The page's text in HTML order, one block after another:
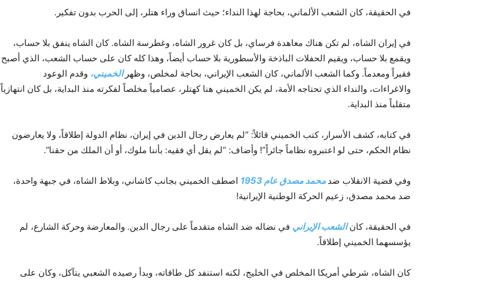
في الحقيقة، كان الشعب الألماني، بحاجة لهذا النداء؛ حيث انساق وراء هتلر، إلى الحرب بدون تفكير.
في إيران الشاه، لم تكن هناك معاهدة فرساي، بل كان غرور الشاه، وغطرسة الشاه. كان الشاه ينفق بلا حساب،
ويقمع بلا حساب، ويقيم الحفلات الباذخة والأسطورية بلا حساب أيضاً، وهذا كله كان على حساب الشعب، الذي أصبح
فقيراً ومعدماً. وكما الشعب الألماني، كان الشعب الإيراني، بحاجة لمخلص، وظهر الخميني، وقدم الوعود
والاغراءات، والنداء الذي تحتاجه الأمة، لم يكن الخميني هنا كهتلر، عصامياً مخلصاً لفكرته منذ البداية، بل كان انتهازياً
متقلباً منذ البداية.
في كتابه، كشف الأسرار، كتب الخميني قائلاً: “لم يعارض رجال الدين في إيران، نظام الدولة إطلاقاً، ولا يعارضون
نظام الحكم، حتى لو اعتبروه نظاماً جائراً”! وأضاف: “لم يقل أي فقيه: بأننا ملوك، أو أن الملك من حقنا”.
وفي قضية الانقلاب ضد محمد مصدق عام 1953
اصطف الخميني بجانب كاشاني، وبلاط الشاه، في جبهة واحدة،
ضد محمد مصدق، زعيم الحركة الوطنية الإيرانية!
في الحقيقة، كانالشعب الإيراني في نضاله ضد الشاه متقدماً على رجال الدين. والمعارضة وحركة الشارع، لم
يؤسسهما الخميني إطلاقاً.
كان الشاه، شرطي أمريكا المخلص في الخليج، لكنه استنفد كل طاقاته، وبدأ رصيده الشعبي يتآكل، وكان على